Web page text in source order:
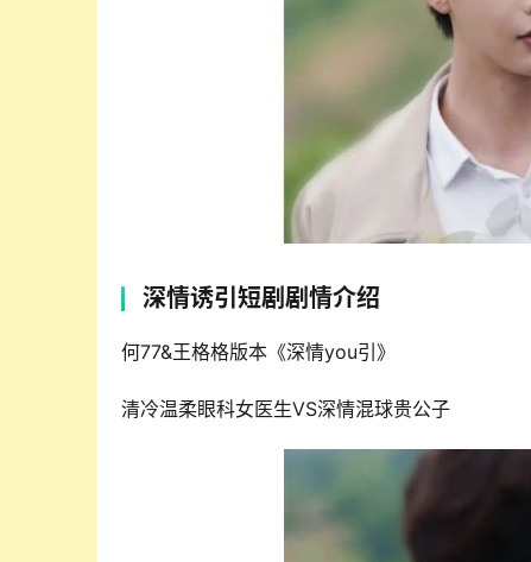
深情诱引短剧剧情介绍
何77&王格格版本《深情you引》
清冷温柔眼科女医生VS深情混球贵公子